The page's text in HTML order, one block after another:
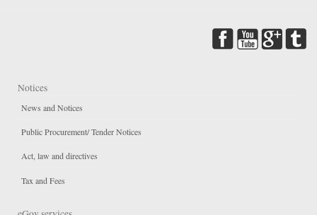
Notices
News and Notices
Public Procurement/ Tender Notices
Act, law and directives
Tax and Fees